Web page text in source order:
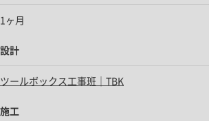
1ヶ月
設計
ツールボックス工事班｜TBK
施工